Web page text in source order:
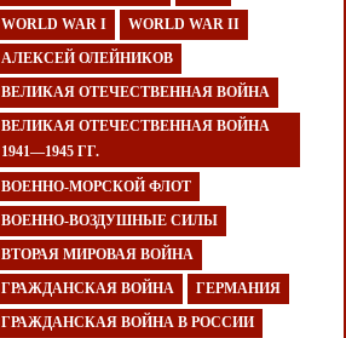
WORLD WAR I WORLD WAR II
АЛЕКСЕЙ ОЛЕЙНИКОВ
ВЕЛИКАЯ ОТЕЧЕСТВЕННАЯ ВОЙНА
ВЕЛИКАЯ ОТЕЧЕСТВЕННАЯ ВОЙНА
1941—1945 ГГ.
ВОЕННО-МОРСКОЙ ФЛОТ
ВОЕННО-ВОЗДУШНЫЕ СИЛЫ
ВТОРАЯ МИРОВАЯ ВОЙНА
ГРАЖДАНСКАЯ ВОЙНА ГЕРМАНИЯ
ГРАЖДАНСКАЯ ВОЙНА В РОССИИ